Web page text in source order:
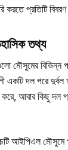
করতে প্রতিটি
তথ্য
মৌসুমের বিভিন্ন
দল পরে দুর্বল
করে, আবার কিছু দল
আইপিএল মৌসুমে